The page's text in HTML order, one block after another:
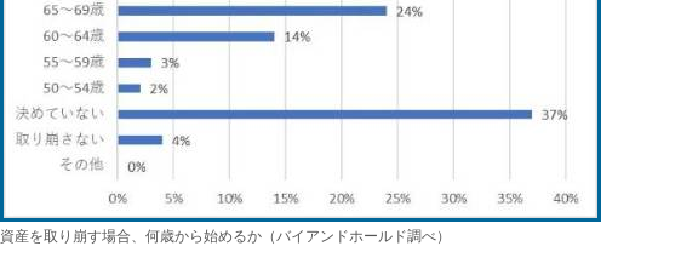
資産を取り崩す場合、何歳から始めるか（バイアンドホールド調べ）